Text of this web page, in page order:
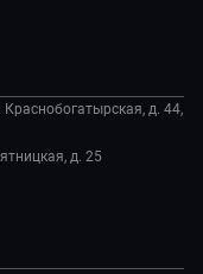
д. 44,
д. 25